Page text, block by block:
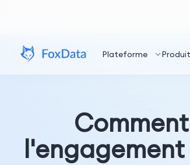
Plateforme
l'engagement